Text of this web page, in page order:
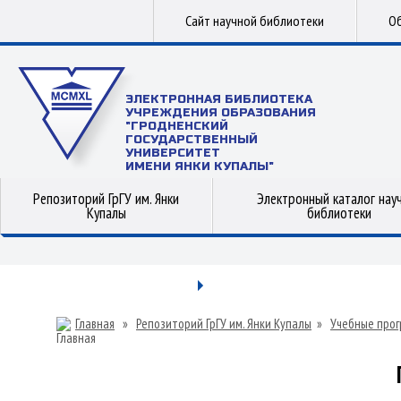
Сайт научной библиотеки
ЭЛЕКТРОННАЯ БИБЛИОТЕКА
УЧРЕЖДЕНИЯ ОБРАЗОВАНИЯ
"ГРОДНЕНСКИЙ
ГОСУДАРСТВЕННЫЙ
УНИВЕРСИТЕТ
ИМЕНИ ЯНКИ КУПАЛЫ"
Репозиторий ГрГУ им. Янки
Купалы
Электронный каталог
библиотеки
Главная » Репозиторий ГрГУ им. Янки Купалы » Учебные